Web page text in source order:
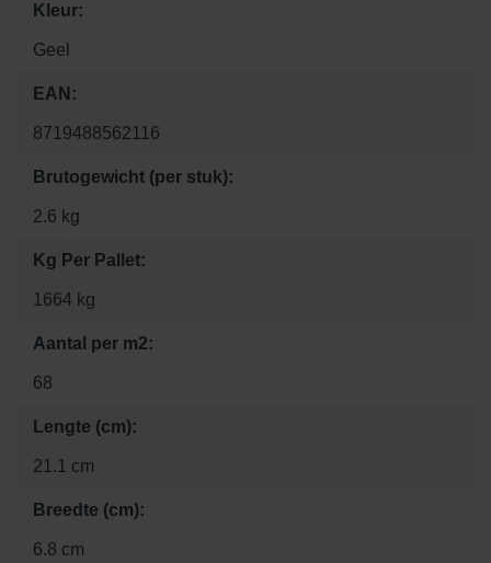
Kleur:
Geel
EAN:
8719488562116
Brutogewicht (per stuk):
2.6 kg
Kg Per Pallet:
1664 kg
Aantal per m2:
68
Lengte (cm):
21.1 cm
Breedte (cm):
6.8 cm